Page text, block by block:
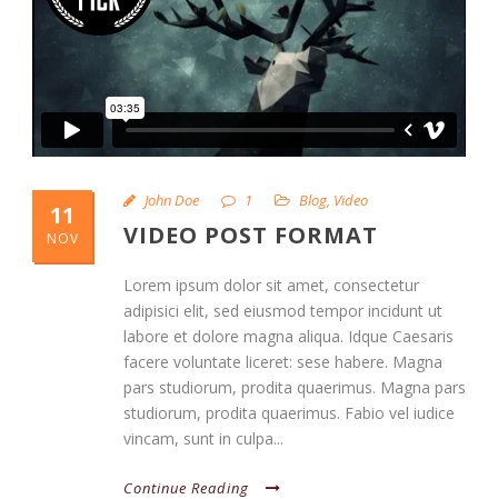
11
NOV
John Doe 1 Blog, Video
VIDEO POST FORMAT
Lorem ipsum dolor sit amet, consectetur
adipisici elit, sed eiusmod tempor incidunt ut
labore et dolore magna aliqua. Idque Caesaris
facere voluntate liceret: sese habere. Magna
pars studiorum, prodita quaerimus. Magna pars
studiorum, prodita quaerimus. Fabio vel iudice
vincam, sunt in culpa...
Continue Reading